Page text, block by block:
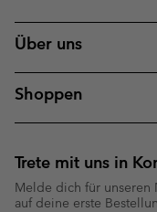
Über uns
Shoppen
Trete mit uns in
Melde dich für unseren
auf deine erste